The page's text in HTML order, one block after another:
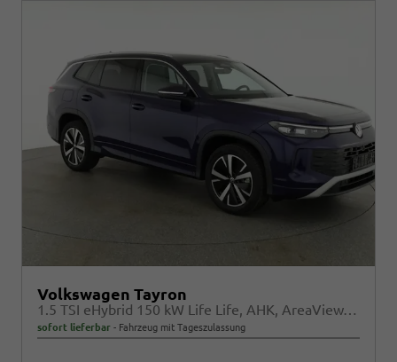
Volkswagen Tayron
1.5 TSI eHybrid 150 kW Life Life, AHK, AreaView, Side, Navi, Winter, 5-J. Garantie
sofort lieferbar Fahrzeug mit Tageszulassung